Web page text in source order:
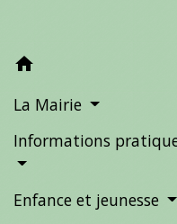
home
La Mairie
Informations
Enfance et jeunesse